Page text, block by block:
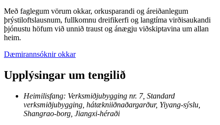
Með faglegum vörum okkar, orkusparandi og áreiðanlegum
þrýstiloftslausnum, fullkomnu dreifikerfi og langtíma virðisaukandi
þjónustu höfum við unnið traust og ánægju viðskiptavina um allan
heim.
Dæmirannsóknir okkar
Upplýsingar um tengilið
Heimilisfang: Verksmiðjubygging nr. 7, Standard
verksmiðjubygging, hátækniiðnaðargarður, Yiyang-sýslu,
Shangrao-borg, Jiangxi-héraði